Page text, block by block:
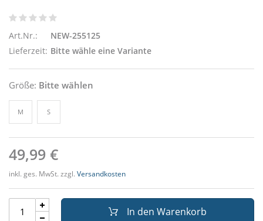
Art.Nr.:
NEW-255125
Lieferzeit: Bitte wähle eine Variante
Größe: Bitte wählen
M S
49,99 €
inkl. ges. MwSt. zzgl. Versandkosten
In den Warenkorb